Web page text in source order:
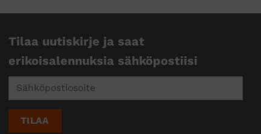
Tilaa uutiskirje ja saat
erikoisalennuksia sähköpostiisi